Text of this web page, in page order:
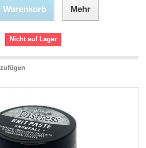
Warenkorb Mehr
Nicht auf Lager